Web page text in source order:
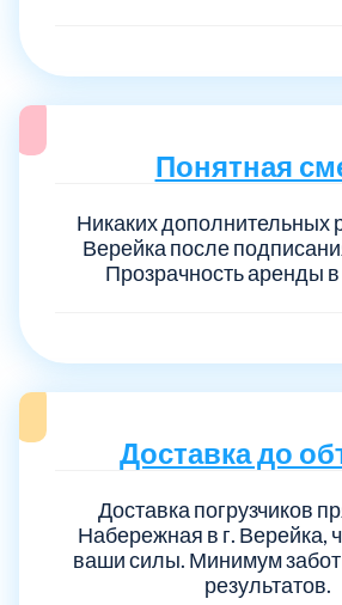
Понятная
Никаких дополнительных
Верейка после
Прозрачность аренды
Доставка до
Доставка погрузчиков
Набережная в г. Верейка,
ваши силы. Минимум
результатов.